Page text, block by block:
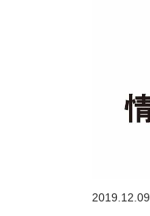
2019.12.09